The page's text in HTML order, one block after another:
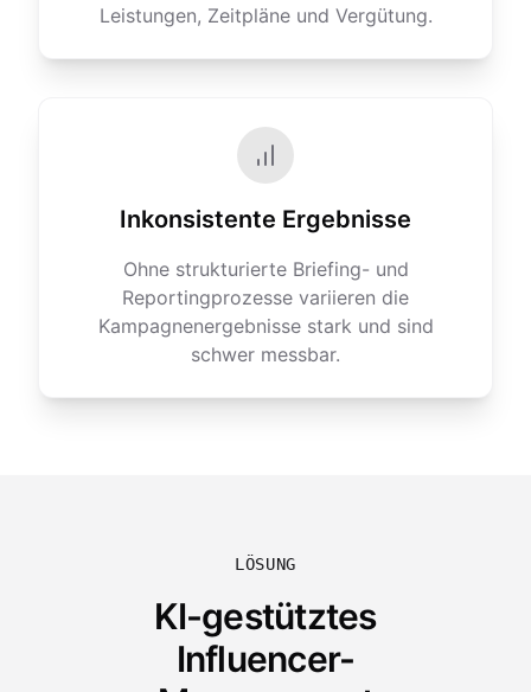
Leistungen, Zeitpläne und Vergütung.
Inkonsistente Ergebnisse
Ohne strukturierte Briefing- und
Reportingprozesse variieren die
Kampagnenergebnisse stark und sind
schwer messbar.
LÖSUNG
KI-gestütztes
Influencer-